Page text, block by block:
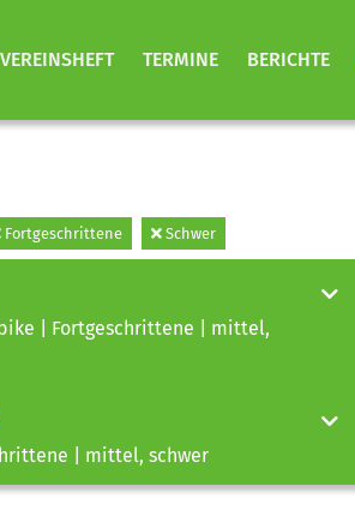
VEREINSHEFT TERMINE BERICHTE
Fortgeschrittene Schwer
| Fortgeschrittene | mittel,
| mittel, schwer